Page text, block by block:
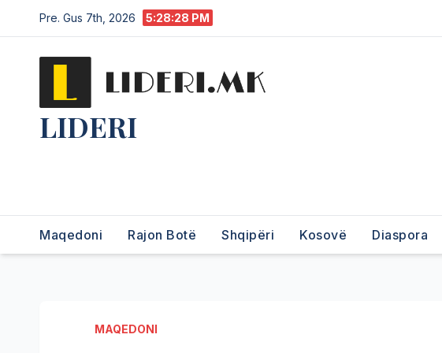
Pre. Gus 7th, 2026 5:28:29 PM
LIDERI
Maqedoni Rajon Botë Shqipëri Kosovë Diaspora
MAQEDONI